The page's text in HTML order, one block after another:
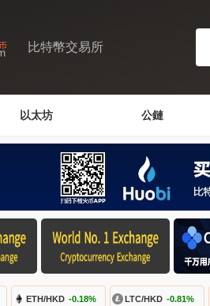
比特幣交易所
以太坊 公鏈
ETH/HKD -0.18% LTC/HKD -0.81%